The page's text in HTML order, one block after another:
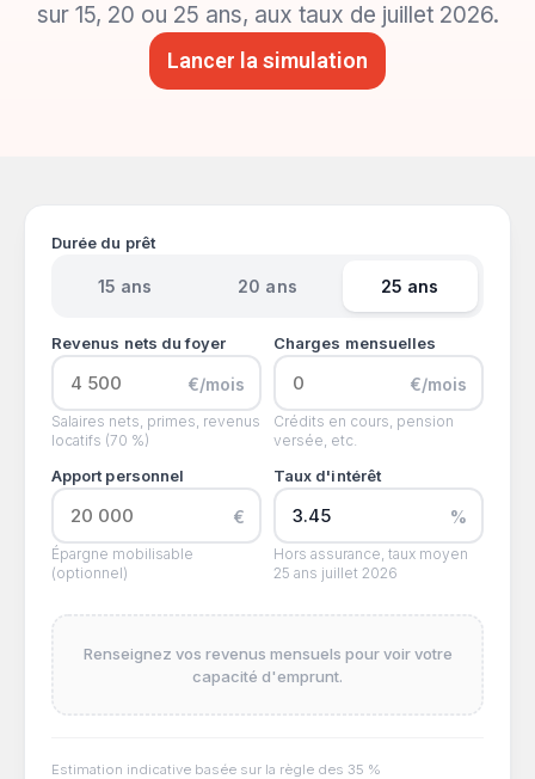
sur 15, 20 ou 25 ans, aux taux de juillet 2026.
Lancer la simulation
Durée du prêt
15 ans 20 ans 25 ans
Revenus nets du foyer
€/mois
Salaires nets, primes, revenus
locatifs (70 %)
Charges mensuelles
€/mois
Crédits en cours, pension
versée, etc.
Apport personnel
€
Épargne mobilisable
(optionnel)
Taux d'intérêt
%
Hors assurance, taux moyen
25 ans juillet 2026
Renseignez vos revenus mensuels pour voir votre
capacité d'emprunt.
Estimation indicative basée sur la règle des 35 %